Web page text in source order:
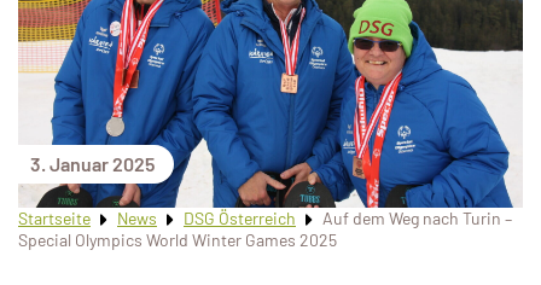
3. Januar 2025
Startseite News DSG Österreich
Auf dem Weg nach Turin –
Special Olympics World Winter Games 2025